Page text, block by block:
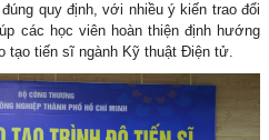
quy định, với nhiều ý kiến trao đổi
các học viên hoàn thiện định hướng
tạo tiến sĩ ngành Kỹ thuật Điện tử.